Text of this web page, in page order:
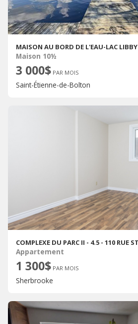
MAISON AU BORD DE L'EAU-LAC LIBBY
Maison 10½
3 000$ PAR MOIS
Saint-Étienne-de-Bolton
Appartement
1 300$ PAR MOIS
Sherbrooke